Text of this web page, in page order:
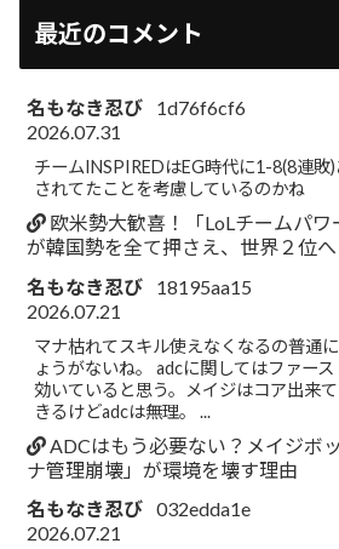
最近のコメント
名もなき忍び
1d76f6cf6
2026.07.31
チームINSPIREDはEG時代に1-8(8連敗
されてたことを考慮しているのかね
欧米勢大歓喜！「LoLチームパ
が韓国勢を全て押さえ、世界２位へ
名もなき忍び
18195aa15
2026.07.21
マナ枯れてスキル使えなくなるの普通
ょうがないね。 adcに関してはファー
効いていると思う。メイジはコア出来
きるけどadcは無理。 ...
ADCはもう必要ない？メイジボ
ナ管理崩壊」が環境を壊す理由
名もなき忍び 032edda1e
2026.07.21